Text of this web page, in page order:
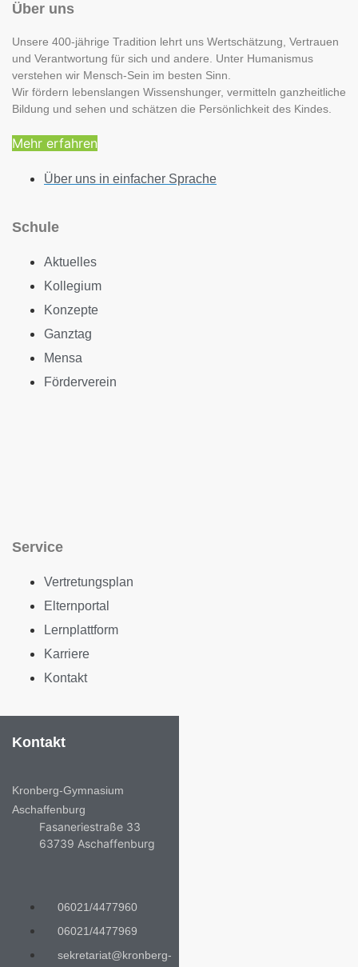
Über uns
Unsere 400-jährige Tradition lehrt uns Wertschätzung, Vertrauen
und Verantwortung für sich und andere. Unter Humanismus
verstehen wir Mensch-Sein im besten Sinn.
Wir fördern lebenslangen Wissenshunger, vermitteln ganzheitliche
Bildung und sehen und schätzen die Persönlichkeit des Kindes.
Mehr erfahren
Über uns in einfacher Sprache
Schule
Aktuelles
Kollegium
Konzepte
Ganztag
Mensa
Förderverein
Service
Vertretungsplan
Elternportal
Lernplattform
Karriere
Kontakt
Kontakt
Kronberg-Gymnasium
Aschaffenburg
Fasaneriestraße 33
63739 Aschaffenburg
06021/4477960
06021/4477969
sekretariat@kronberg-